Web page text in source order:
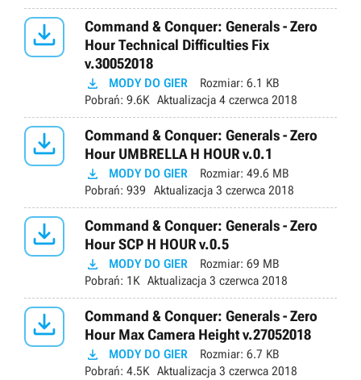

Command & Conquer: Generals - Zero
Hour Technical Difficulties Fix
v.30052018
 MODY DO GIER Rozmiar: 6.1 KB
Pobrań: 9.6K Aktualizacja 4 czerwca 2018

Command & Conquer: Generals - Zero
Hour UMBRELLA H HOUR v.0.1
 MODY DO GIER Rozmiar: 49.6 MB
Pobrań: 939 Aktualizacja 3 czerwca 2018

Command & Conquer: Generals - Zero
Hour SCP H HOUR v.0.5
 MODY DO GIER Rozmiar: 69 MB
Pobrań: 1K Aktualizacja 3 czerwca 2018

Command & Conquer: Generals - Zero
Hour Max Camera Height v.27052018
 MODY DO GIER Rozmiar: 6.7 KB
Pobrań: 4.5K Aktualizacja 3 czerwca 2018